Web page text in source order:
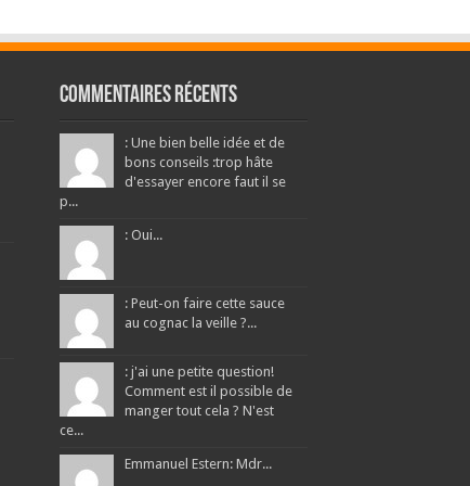
Commentaires récents
: Une bien belle idée et de
bons conseils :trop hâte
d'essayer encore faut il se
p...
: Oui...
: Peut-on faire cette sauce
au cognac la veille ?...
: j'ai une petite question!
Comment est il possible de
manger tout cela ? N'est
ce...
Emmanuel Estern: Mdr...